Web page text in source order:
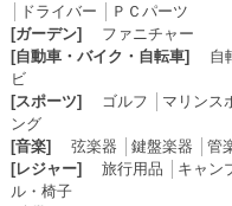
ドライバー
ＰＣパーツ
[ガーデン]
ファニチャー
[自動車・バイク・自転車]
自
ビ
[スポーツ]
ゴルフ マリンス
ング
[音楽]
弦楽器 鍵盤楽器
管
[レジャー]
旅行用品 キャン
ル・椅子